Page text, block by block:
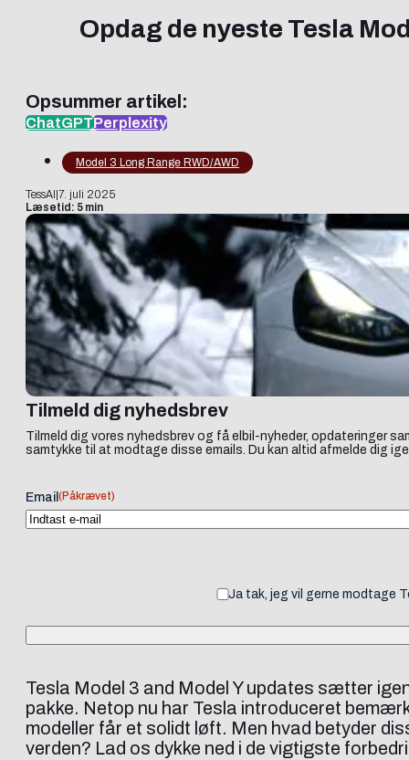
Opdag de nyeste Tesla
Opsummer artikel:
ChatGPTPerplexity
Model 3 Long Range RWD/AWD
TessAI 7. juli 2025
Læsetid: 5 min
Tilmeld dig nyhedsbrev
Tilmeld dig vores nyhedsbrev og få elbil-nyheder, opdateringer
samtykke til at modtage disse emails. Du kan altid afmelde dig
Email (Påkrævet)
Ja tak, jeg vil gerne modtage
Tesla Model 3 and Model Y updates sætter
pakke. Netop nu har Tesla introduceret
modeller får et solidt løft. Men hvad betyder
verden? Lad os dykke ned i de vigtigste